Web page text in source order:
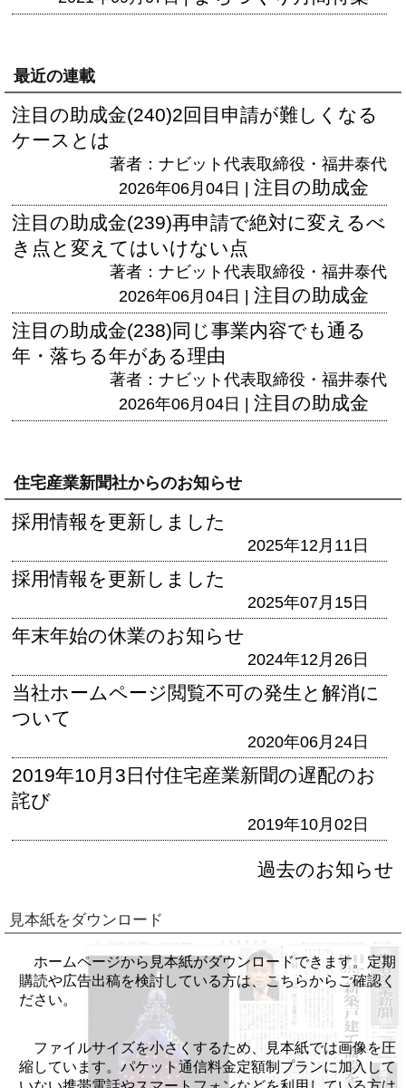
最近の連載
注目の助成金(240)2回目申請が難しくなる
ケースとは
著者：ナビット代表取締役・福井泰代
2026年06月04日 | 注目の助成金
注目の助成金(239)再申請で絶対に変えるべ
き点と変えてはいけない点
著者：ナビット代表取締役・福井泰代
2026年06月04日 | 注目の助成金
注目の助成金(238)同じ事業内容でも通る
年・落ちる年がある理由
著者：ナビット代表取締役・福井泰代
2026年06月04日 | 注目の助成金
住宅産業新聞社からのお知らせ
採用情報を更新しました
2025年12月11日
採用情報を更新しました
2025年07月15日
年末年始の休業のお知らせ
2024年12月26日
当社ホームページ閲覧不可の発生と解消に
ついて
2020年06月24日
2019年10月3日付住宅産業新聞の遅配のお
詫び
2019年10月02日
過去のお知らせ
見本紙をダウンロード
ホームページから見本紙がダウンロードできます。定期
購読や広告出稿を検討している方は、こちらからご確認く
ださい。
ファイルサイズを小さくするため、見本紙では画像を圧
縮しています。パケット通信料金定額制プランに加入して